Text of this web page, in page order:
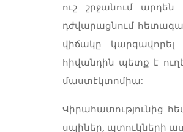
ուշ շրջանում
դժվարացնում հետագա
վիճակը կարգավորել
հիվանդին պետք է
մաստէկտոմիա:
Վիրահատությունից
սպիներ, պտուկների